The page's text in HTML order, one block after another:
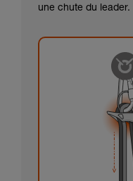
une chute du leader.